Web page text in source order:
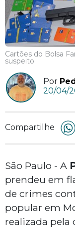
Cartões do Bolsa
suspeito
Por
20/04/
Compartilhe
São Paulo - A
prendeu em
de crimes
popular em
realizada